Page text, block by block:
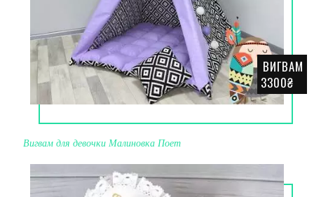
ВИГВАМ
3300₴
Вигвам для девочки Малиновка Поет